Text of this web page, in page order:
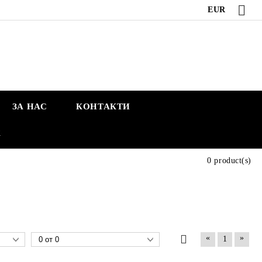
EUR
ЗА НАС КОНТАКТИ
0 product(s)
« 1 »